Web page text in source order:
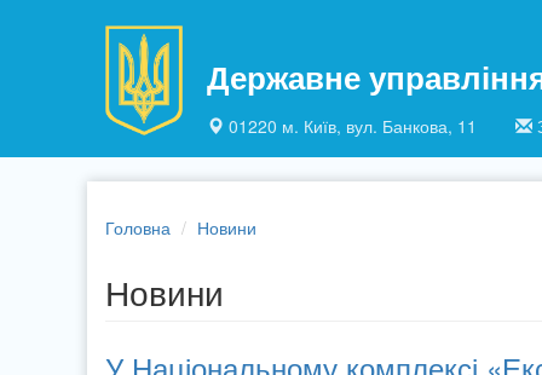
Державне
01220 м. Київ, вул. Банкова, 11
Головна Новини
Новини